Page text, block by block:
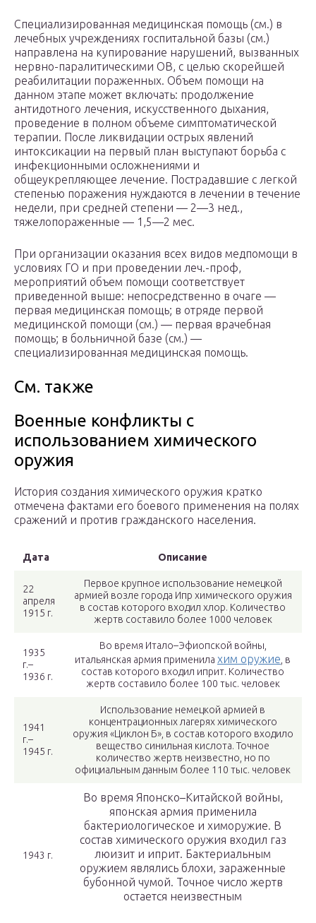
Специализированная медицинская помощь (см.) в
лечебных учреждениях госпитальной базы (см.)
направлена на купирование нарушений, вызванных
нервно-паралитическими ОВ, с целью скорейшей
реабилитации пораженных. Объем помощи на
данном этапе может включать: продолжение
антидотного лечения, искусственного дыхания,
проведение в полном объеме симптоматической
терапии. После ликвидации острых явлений
интоксикации на первый план выступают борьба с
инфекционными осложнениями и
общеукрепляющее лечение. Пострадавшие с легкой
степенью поражения нуждаются в лечении в течение
недели, при средней степени — 2—3 нед.,
тяжелопораженные — 1,5—2 мес.
При организации оказания всех видов медпомощи в
условиях ГО и при проведении леч.-проф,
мероприятий объем помощи соответствует
приведенной выше: непосредственно в очаге —
первая медицинская помощь; в отряде первой
медицинской помощи (см.) — первая врачебная
помощь; в больничной базе (см.) —
специализированная медицинская помощь.
См. также
Военные конфликты с
использованием химического
оружия
История создания химического оружия кратко
отмечена фактами его боевого применения на полях
сражений и против гражданского населения.
Дата Описание
22
апреля
1915 г.
Первое крупное использование немецкой
армией возле города Ипр химического оружия
в состав которого входил хлор. Количество
жертв составило более 1000 человек
1935
г.–
1936 г.
Во время Итало–Эфиопской войны,
итальянская армия применила хим оружие , в
состав которого входил иприт. Количество
жертв составило более 100 тыс. человек
1941
г.–
1945 г.
Использование немецкой армией в
концентрационных лагерях химического
оружия «Циклон Б», в состав которого входило
вещество синильная кислота. Точное
количество жертв неизвестно, но по
официальным данным более 110 тыс. человек
1943 г.
Во время Японско–Китайской войны,
японская армия применила
бактериологическое и химоружие. В
состав химического оружия входил газ
люизит и иприт. Бактериальным
оружием являлись блохи, зараженные
бубонной чумой. Точное число жертв
остается неизвестным